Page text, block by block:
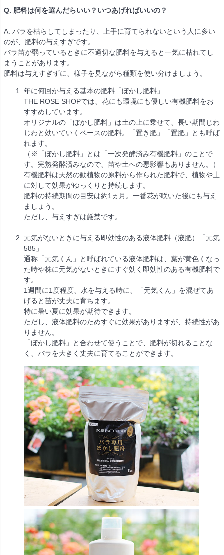
Q. 肥料は何を選んだらいい？いつあげればいいの？
A. バラを枯らしてしまったり、上手に育てられないという人に多い
のが、肥料の与えすぎです。
バラ苗が弱っているときに不適切な肥料を与えると一気に枯れてし
まうことがあります。
肥料は与えすぎずに、様子を見ながら種類を使い分けましょう。
年に何回か与える基本の肥料「ぼかし肥料」
THE ROSE SHOPでは、花にも環境にも優しい有機肥料をお
すすめしています。
オリジナルの「ぼかし肥料」は土の上に乗せて、長い期間じわ
じわと効いていくベースの肥料。「置き肥」「置肥」とも呼ば
れます。
（※「ぼかし肥料」とは「一次発酵済み有機肥料」のことで
す。完熟発酵済みなので、苗や土への悪影響もありません。）
有機肥料は天然の動植物の原料から作られた肥料で、植物や土
に対して効果がゆっくりと持続します。
肥料の持続期間の目安は約1ヵ月。一番花が咲いた後にも与え
ましょう。
ただし、与えすぎは厳禁です。
元気がないときに与える即効性のある液体肥料（液肥）「元気
585」
通称「元気くん」と呼ばれている液体肥料は、葉が黄色くなっ
た時や株に元気がないときにすぐ効く即効性のある有機肥料で
す。
1週間に1度程度、水を与える時に、「元気くん」を混ぜてあ
げると苗が丈夫に育ちます。
特に暑い夏に効果が期待できます。
ただし、液体肥料のためすぐに効果がありますが、持続性があ
りません。
「ぼかし肥料」と合わせて使うことで、肥料が切れることな
く、バラを大きく丈夫に育てることができます。